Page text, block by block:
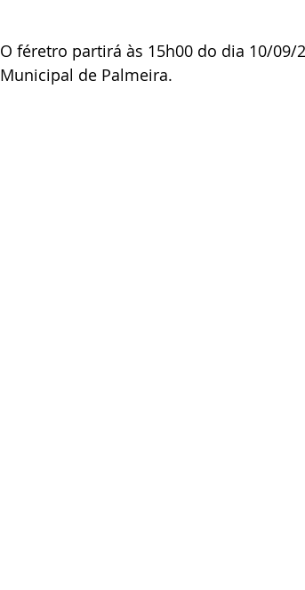
O féretro partirá às 15h00 do dia 10/
Municipal de Palmeira.